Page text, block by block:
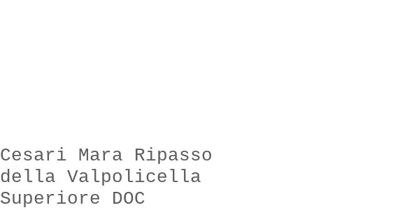
Cesari Mara Ripasso
della Valpolicella
Superiore DOC